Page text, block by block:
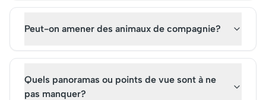
Peut-on amener des animaux de compagnie?
Quels panoramas ou points de vue sont à ne
pas manquer?